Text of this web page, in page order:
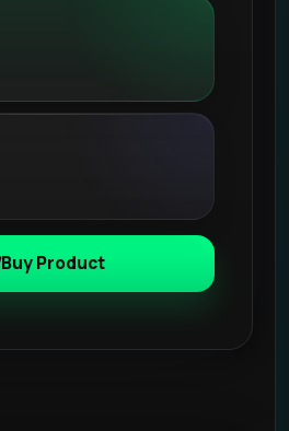
Buy Product